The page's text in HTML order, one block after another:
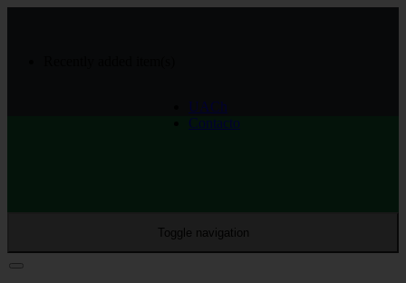
UACh
Contacto
Toggle navigation